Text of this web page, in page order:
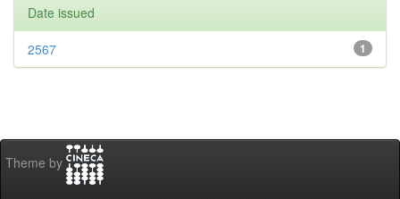
Date issued
1
2567
Theme by